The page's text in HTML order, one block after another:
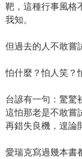
靶，這種行事風格
我知。
但過去的人不敢嘗
怕什麼？怕人笑？
台諺有一句：驚驚
這怕那老是不敢嘗
再錯失良機，遑論
愛瑞克寫過幾本書